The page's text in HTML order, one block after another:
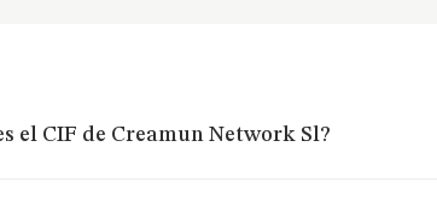
el CIF de Creamun Network Sl?